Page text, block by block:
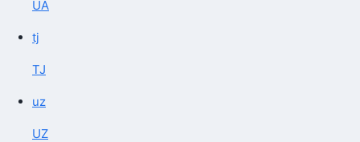
UA
tj
TJ
uz
UZ